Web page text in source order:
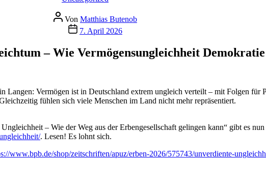
Beitragsautor
Von Matthias Butenob
Veröffentlichungsdatum
7. April 2026
– Wie Vermögensungleichheit
Vermögen ist in Deutschland extrem ungleich verteilt – mit Folgen für
fühlen sich viele Menschen im Land nicht mehr repräsentiert.
– Wie der Weg aus der Erbengesellschaft gelingen kann“ gibt es
. Lesen! Es lohnt sich.
www.bpb.de/shop/zeitschriften/apuz/erben-2026/575743/unverdiente-